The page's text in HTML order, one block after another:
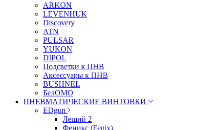
ARKON
LEVENHUK
Discovery
ATN
PULSAR
YUKON
DIPOL
Подсветки к ПНВ
Аксессуары к ПНВ
BUSHNEL
БелОМО
ПНЕВМАТИЧЕСКИЕ ВИНТОВКИ
EDgun
Леший 2
Феникс (Fenix)